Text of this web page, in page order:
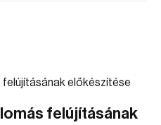
felújításának